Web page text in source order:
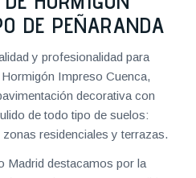
DE PEÑARANDA
y profesionalidad para
Impreso Cuenca,
decorativa con
de todo tipo de suelos:
residenciales y terrazas.
Madrid destacamos por la